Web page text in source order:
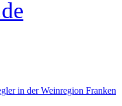
in der Weinregion Franken